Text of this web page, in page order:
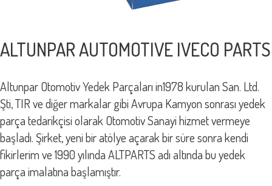
ALTUNPAR AUTOMOTIVE IVECO PARTS
Altunpar Otomotiv Yedek Parçaları in1978 kurulan San. Ltd.
Şti, TIR ve diğer markalar gibi Avrupa Kamyon sonrası yedek
parça tedarikçisi olarak Otomotiv Sanayi hizmet vermeye
başladı. Şirket, yeni bir atölye açarak bir süre sonra kendi
fikirlerim ve 1990 yılında ALTPARTS adı altında bu yedek
parça imalatına başlamıştır.